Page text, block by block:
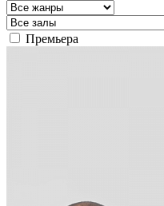
Премьера